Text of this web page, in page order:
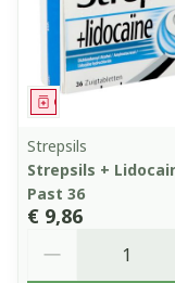
Geneesmiddel
Strepsils
Strepsils +
Past 36
€ 9,86